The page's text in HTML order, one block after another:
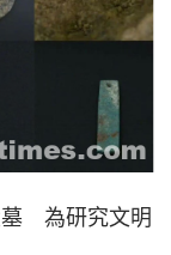
墓 為研究文明